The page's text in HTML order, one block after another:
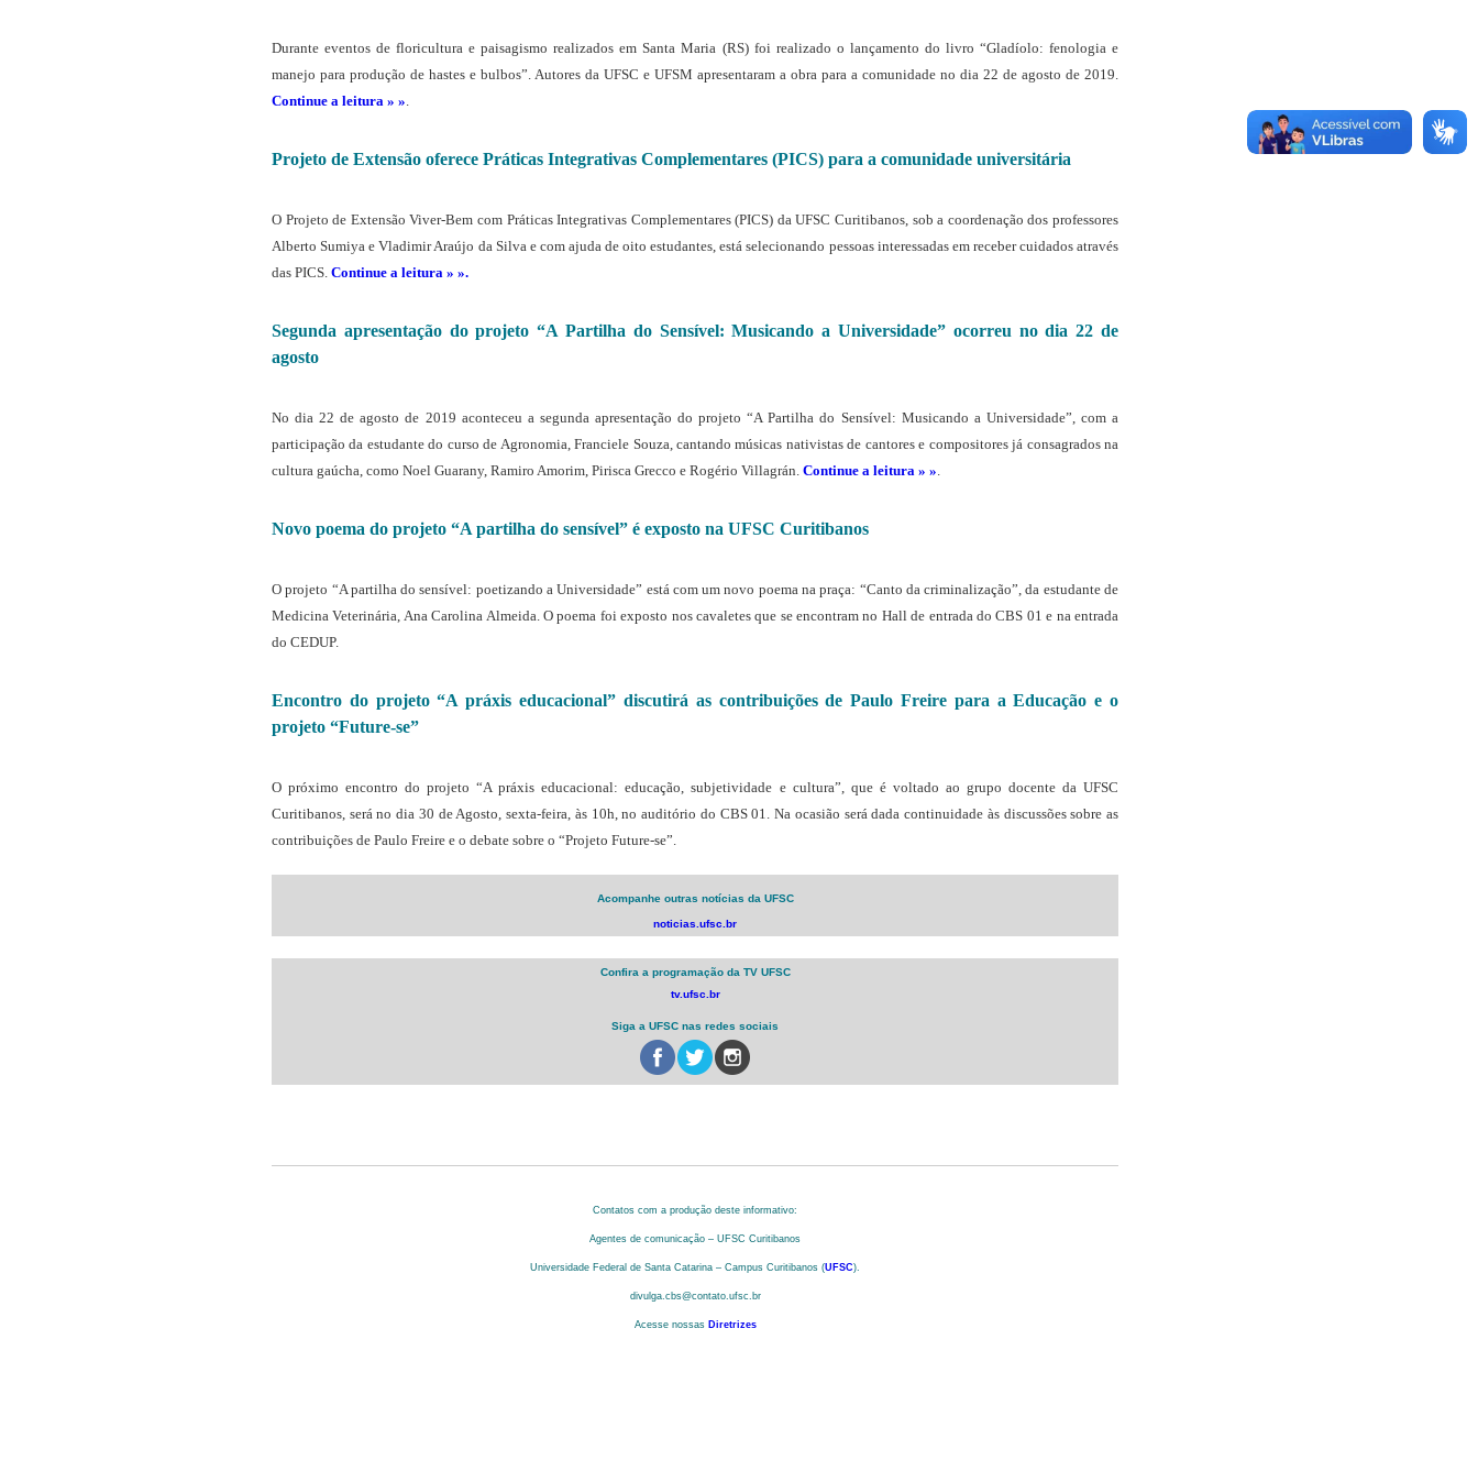
Durante eventos de floricultura e paisagismo realizados em Santa Maria (RS) foi realizado o lançamento do livro “Gladíolo: fenologia e
manejo para produção de hastes e bulbos”. Autores da UFSC e UFSM apresentaram a obra para a comunidade no dia 22 de agosto de 2019.
Continue a leitura » ».
Projeto de Extensão oferece Práticas Integrativas Complementares (PICS) para a comunidade universitária
O Projeto de Extensão Viver-Bem com Práticas Integrativas Complementares (PICS) da UFSC Curitibanos, sob a coordenação dos professores
Alberto Sumiya e Vladimir Araújo da Silva e com ajuda de oito estudantes, está selecionando pessoas interessadas em receber cuidados através
das PICS. Continue a leitura » ».
Segunda apresentação do projeto “A Partilha do Sensível: Musicando a Universidade” ocorreu no dia 22 de
agosto
No dia 22 de agosto de 2019 aconteceu a segunda apresentação do projeto “A Partilha do Sensível: Musicando a Universidade”, com a
participação da estudante do curso de Agronomia, Franciele Souza, cantando músicas nativistas de cantores e compositores já consagrados na
cultura gaúcha, como Noel Guarany, Ramiro Amorim, Pirisca Grecco e Rogério Villagrán. Continue a leitura » ».
Novo poema do projeto “A partilha do sensível” é exposto na UFSC Curitibanos
O projeto “A partilha do sensível: poetizando a Universidade” está com um novo poema na praça: “Canto da criminalização”, da estudante de
Medicina Veterinária, Ana Carolina Almeida. O poema foi exposto nos cavaletes que se encontram no Hall de entrada do CBS 01 e na entrada
do CEDUP.
Encontro do projeto “A práxis educacional” discutirá as contribuições de Paulo Freire para a Educação e o
projeto “Future-se”
O próximo encontro do projeto “A práxis educacional: educação, subjetividade e cultura”, que é voltado ao grupo docente da UFSC
Curitibanos, será no dia 30 de Agosto, sexta-feira, às 10h, no auditório do CBS 01. Na ocasião será dada continuidade às discussões sobre as
contribuições de Paulo Freire e o debate sobre o “Projeto Future-se”.
Acompanhe outras notícias da UFSC
noticias.ufsc.br
Confira a programação da TV UFSC
tv.ufsc.br
Siga a UFSC nas redes sociais
Contatos com a produção deste informativo:
Agentes de comunicação – UFSC Curitibanos
Universidade Federal de Santa Catarina – Campus Curitibanos (UFSC).
divulga.cbs@contato.ufsc.br
Acesse nossas Diretrizes